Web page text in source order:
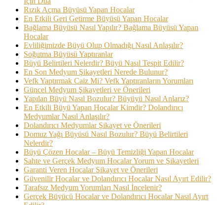
Rızık Açma Büyüsü Yapan Hocalar
En Etkili Geri Getirme Büyüsü Yapan Hocalar
Bağlama Büyüsü Nasıl Yapılır? Bağlama Büyüsü Yapan
Hocalar
Evliliğimizde Büyü Olup Olmadığı Nasıl Anlaşılır?
Soğutma Büyüsü Yaptıranlar
Büyü Belirtileri Nelerdir? Büyü Nasıl Tespit Edilir?
En Son Medyum Şikayetleri Nerede Bulunur?
Vefk Yaptırmak Caiz Mi? Vefk Yaptıranların Yorumları
Güncel Medyum Şikayetleri ve Önerileri
Yapılan Büyü Nasıl Bozulur? Büyüyü Nasıl Anlarız?
En Etkili Büyü Yapan Hocalar Kimdir? Dolandırıcı
Medyumlar Nasıl Anlaşılır?
Dolandırıcı Medyumlar Şikayet ve Önerileri
Domuz Yağı Büyüsü Nasıl Bozulur? Büyü Belirtileri
Nelerdir?
Büyü Çözen Hocalar – Büyü Temizliği Yapan Hocalar
Sahte ve Gerçek Medyum Hocalar Yorum ve Şikayetleri
Garanti Veren Hocalar Şikayet ve Önerileri
Güvenilir Hocalar ve Dolandırıcı Hocalar Nasıl Ayırt Edilir?
Tarafsız Medyum Yorumları Nasıl İncelenir?
Gerçek Büyücü Hocalar ve Dolandırıcı Hocalar Nasıl Ayırt